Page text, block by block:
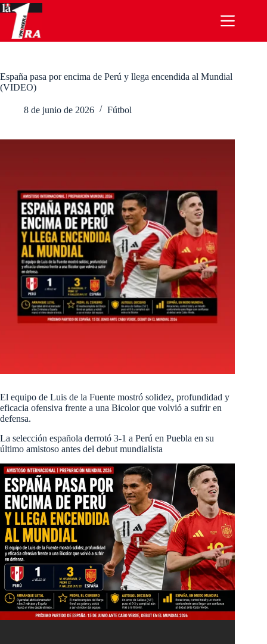
Saltar
al
contenido
España pasa por encima de Perú y llega encendida al Mundial
(VIDEO)
8 de junio de 2026 Fútbol
El equipo de Luis de la Fuente mostró solidez, profundidad y
eficacia ofensiva frente a una Bicolor que volvió a sufrir en
defensa.
La selección española derrotó 3-1 a Perú en Puebla en su
último amistoso antes del debut mundialista